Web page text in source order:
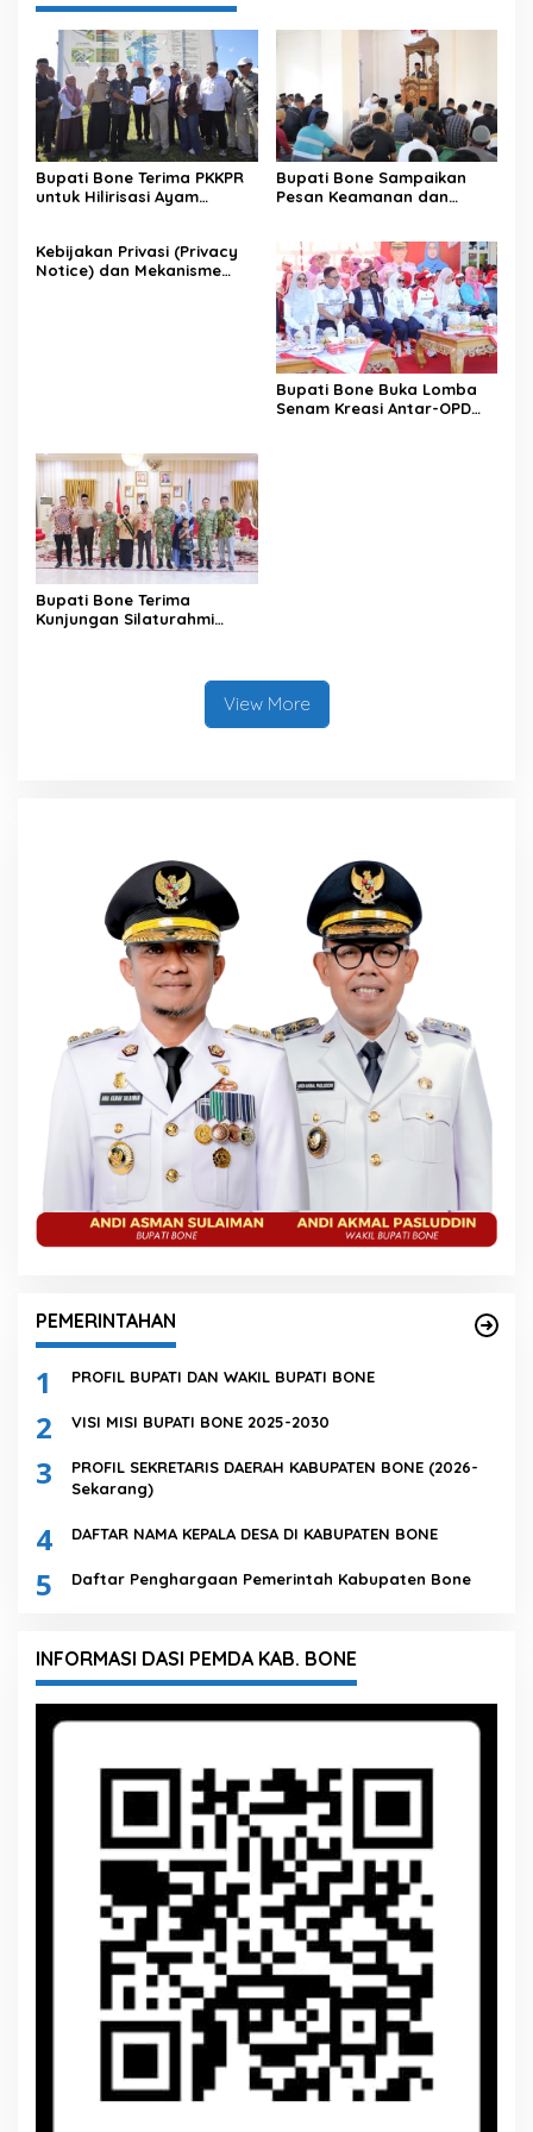
Bupati Bone Terima PKKPR
untuk Hilirisasi Ayam
Bupati Bone Sampaikan
Pesan Keamanan dan
Kebijakan Privasi (Privacy
Notice) dan Mekanisme
Bupati Bone Buka Lomba
Senam Kreasi Antar-OPD
Bupati Bone Terima
Kunjungan Silaturahmi
View More
PEMERINTAHAN
1 PROFIL BUPATI DAN WAKIL BUPATI BONE
2 VISI MISI BUPATI BONE 2025-2030
3
PROFIL SEKRETARIS DAERAH KABUPATEN BONE (2026-
Sekarang)
4 DAFTAR NAMA KEPALA DESA DI KABUPATEN BONE
5 Daftar Penghargaan Pemerintah Kabupaten Bone
INFORMASI DASI PEMDA KAB. BONE